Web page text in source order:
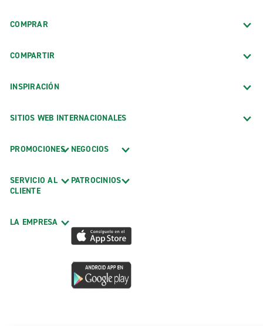
COMPRAR
COMPARTIR
INSPIRACIÓN
SITIOS WEB INTERNACIONALES
PROMOCIONES
SERVICIO AL
CLIENTE
LA EMPRESA
NEGOCIOS
PATROCINIOS